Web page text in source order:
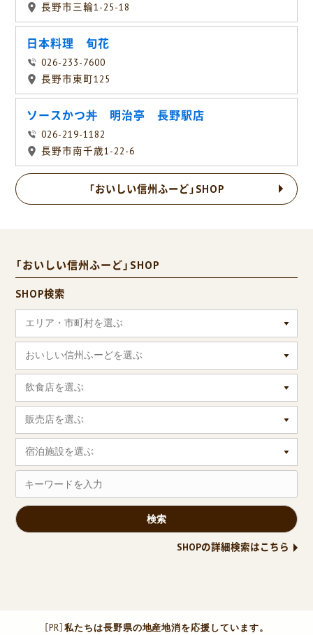
長野市三輪1-25-18
日本料理 旬花
026-233-7600
長野市東町125
ソースかつ丼 明治亭 長野駅店
026-219-1182
長野市南千歳1-22-6
「おいしい信州ふーど」SHOP
「おいしい信州ふーど」SHOP
SHOP検索
エリア・市町村を選ぶ
おいしい信州ふーどを選ぶ
飲食店を選ぶ
販売店を選ぶ
宿泊施設を選ぶ
SHOPの詳細検索はこちら
［PR］私たちは長野県の地産地消を応援しています。